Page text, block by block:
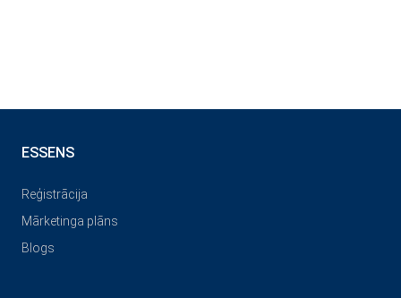
ESSENS
Reģistrācija
Mārketinga plāns
Blogs